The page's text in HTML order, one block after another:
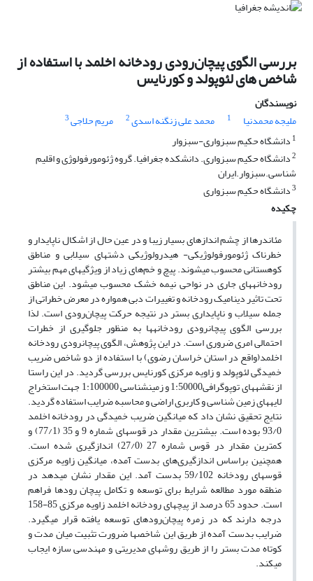
بررسی الگوی پیچان‌رودی رودخانه اخلمد با استفاده از
شاخص های لئوپولد و کورنایس
نویسندگان
ملیجه محمدنیا
1 محمد علی زنگنه اسدی2 مریم حلاجی3
1 دانشگاه حکیم سبزواری-سبزوار
2دانشگاه حکیم سبزواری. دانشکده جغرافیا. گروه ژئومورفولوژی و اقلیم
شناسی.سبزوار.ایران
3دانشگاه حکیم سبزواری
چکیده
مئاندرها از چشم اندازهای بسیار زیبا و در عین حال از اشکال ناپایدار و
خطرناک ژئومورفولوژیکی- هیدرولوژیکی دشت­های سیلابی و مناطق
کوهستانی محسوب می­شوند. پیچ و خم‌های زیاد از ویژگی­های مهم بیشتر
رودخانه­های جاری در نواحی نیمه خشک محسوب می­شود. این مناطق
تحت تاثیر دینامیک رودخانه و تغییرات دبی همواره در معرض خطراتی از
جمله سیلاب و ناپایداری بستر در نتیجه حرکت پیچان‌رودی است. لذا
بررسی الگوی پیچان­رودی رودخانه­ها به منظور جلوگیری از خطرات
احتمالی امری ضروری است. در این پژوهش، الگوی پیچان­رودی رودخانه
اخلمد(واقع در استان خراسان رضوی) با استفاده از دو شاخص ضریب
خمیدگی لئوپولد و زاویه مرکزی کورنایس بررسی گردید. در این راستا
از نقشه­های توپوگرافی1:50000 و زمین­شناسی 1:100000 جهت استخراج
لایه­های زمین شناسی و کاربری اراضی و محاسبه ضرایب استفاده گردید.
نتایج تحقیق نشان داد که میانگین ضریب خمیدگی در رودخانه اخلمد
93/0 بوده است. بیشترین مقدار در قوس­های شماره 9 و 35 (77/1) و
کمترین مقدار در قوس شماره 27 (27/0) اندازگیری شده است.
همچنین براساس اندازگیری‌های بدست آمده، میانگین زاویه مرکزی
قوس­های رودخانه 59/102 بدست آمد. این مقدار نشان می­دهد در
منطقه مورد مطالعه شرایط برای توسعه و تکامل پیچان رودها فراهم
است. حدود 65 درصد از پیچ­های رودخانه اخلمد زاویه مرکزی 85-158
درجه دارند که در زمره پیچان‌رودهای توسعه یافته قرار می­گیرد.
ضرایب بدست آمده از طریق این شاخص­ها ضرورت تثبیت میان مدت و
کوتاه مدت بستر را از طریق روش­های مدیریتی و مهندسی سازه ایجاب
می­کند.